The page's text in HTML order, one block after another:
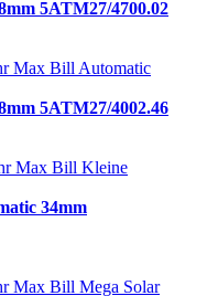
5ATM27/4700.02
5ATM27/4002.46
34mm